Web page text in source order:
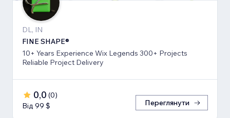
DL, IN
FINE SHAPE®
10+ Years Experience Wix Legends 300+ Projects
Reliable Project Delivery
0,0 (0)
Від 99 $
Переглянути